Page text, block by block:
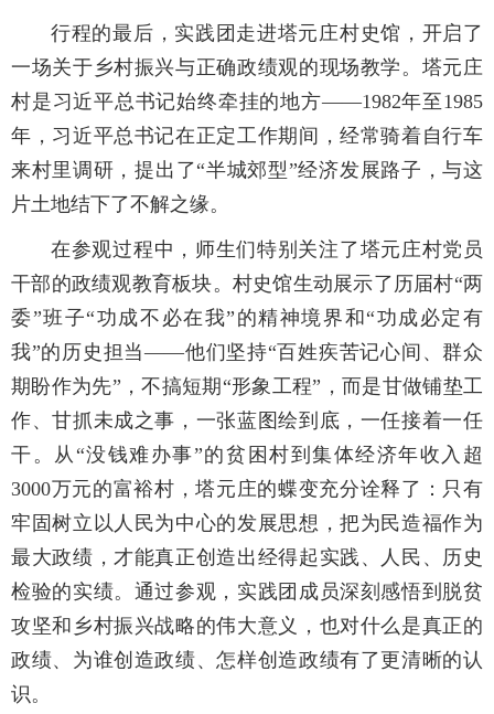
行程的最后，实践团走进塔元庄村史馆，开启了
一场关于乡村振兴与正确政绩观的现场教学。塔元庄
村是习近平总书记始终牵挂的地方——1982年至1985
年，习近平总书记在正定工作期间，经常骑着自行车
来村里调研，提出了“半城郊型”经济发展路子，与这
片土地结下了不解之缘。
在参观过程中，师生们特别关注了塔元庄村党员
干部的政绩观教育板块。村史馆生动展示了历届村“两
委”班子“功成不必在我”的精神境界和“功成必定有
我”的历史担当——他们坚持“百姓疾苦记心间、群众
期盼作为先”，不搞短期“形象工程”，而是甘做铺垫工
作、甘抓未成之事，一张蓝图绘到底，一任接着一任
干。从“没钱难办事”的贫困村到集体经济年收入超
3000万元的富裕村，塔元庄的蝶变充分诠释了：只有
牢固树立以人民为中心的发展思想，把为民造福作为
最大政绩，才能真正创造出经得起实践、人民、历史
检验的实绩。通过参观，实践团成员深刻感悟到脱贫
攻坚和乡村振兴战略的伟大意义，也对什么是真正的
政绩、为谁创造政绩、怎样创造政绩有了更清晰的认
识。